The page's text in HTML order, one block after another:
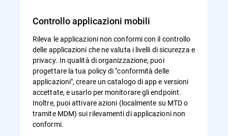
Controllo applicazioni mobili
Rileva le applicazioni non conformi con il controllo
delle applicazioni che ne valuta i livelli di sicurezza e
privacy. In qualità di organizzazione, puoi
progettare la tua policy di "conformità delle
applicazioni", creare un catalogo di app e versioni
accettate, e usarlo per monitorare gli endpoint.
Inoltre, puoi attivare azioni (localmente su MTD o
tramite MDM) sui rilevamenti di applicazioni non
conformi.